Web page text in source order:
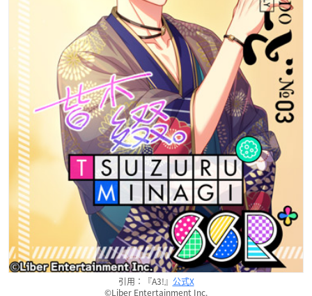
引用：『A3!』 公式X
©Liber Entertainment Inc.